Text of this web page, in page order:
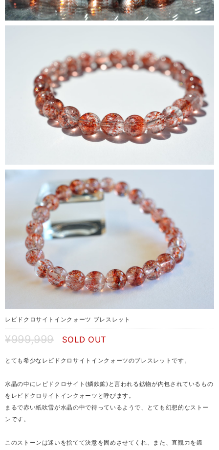
レピドクロサイトインクォーツ ブレスレット
¥999,999 SOLD OUT
とても希少なレピドクロサイトインクォーツのブレスレットです。
水晶の中にレピドクロサイト(鱗鉄鉱)と言われる鉱物が内包されているもの
をレピドクロサイトインクォーツと呼びます。
まるで赤い紙吹雪が水晶の中で待っているようで、とても幻想的なストー
ンです。
このストーンは迷いを捨てて決意を固めさせてくれ、また、直観力を鍛